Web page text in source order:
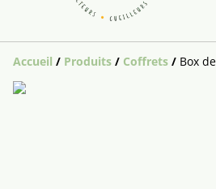
Accueil / Produits / Coffrets / Box